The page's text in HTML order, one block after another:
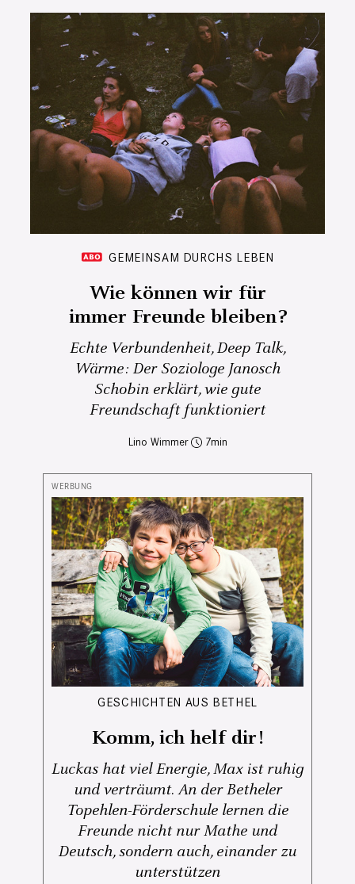
GEMEINSAM DURCHS LEBEN
Wie können wir für
immer Freunde bleiben?
Echte Verbundenheit, Deep Talk,
Wärme: Der Soziologe Janosch
Schobin erklärt, wie gute
Freundschaft funktioniert
Lino Wimmer 7
GESCHICHTEN AUS BETHEL
Komm, ich helf dir!
Luckas hat viel Energie, Max ist ruhig
und verträumt. An der Betheler
Topehlen-Förderschule lernen die
Freunde nicht nur Mathe und
Deutsch, sondern auch, einander zu
unterstützen